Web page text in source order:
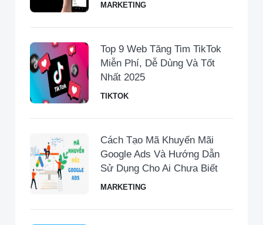
MARKETING
Top 9 Web Tăng Tim TikTok
Miễn Phí, Dễ Dùng Và Tốt
Nhất 2025
TIKTOK
Cách Tạo Mã Khuyến Mãi
Google Ads Và Hướng Dẫn
Sử Dụng Cho Ai Chưa Biết
MARKETING